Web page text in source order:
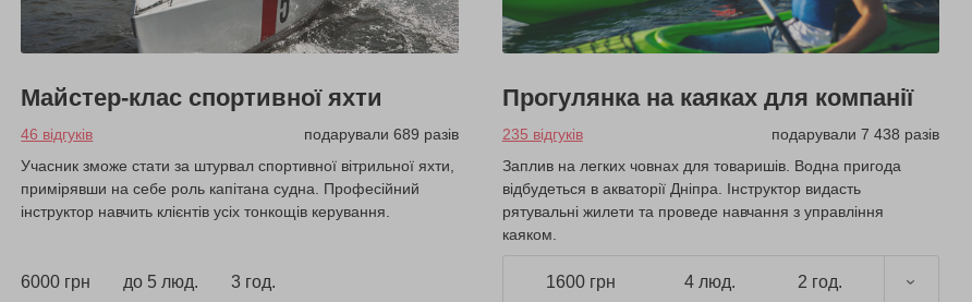
Майстер-клас спортивної яхти
46 відгуків
подарували 689 разів
Учасник зможе стати за штурвал спортивної вітрильної яхти,
примірявши на себе роль капітана судна. Професійний
інструктор навчить клієнтів усіх тонкощів керування.
6000 грн до 5 люд. 3 год.
Прогулянка на каяках для компанії
235 відгуків
подарували 7 438 разів
Заплив на легких човнах для товаришів. Водна пригода
відбудеться в акваторії Дніпра. Інструктор видасть
рятувальні жилети та проведе навчання з управління
каяком.
1600 грн 4 люд. 2 год.